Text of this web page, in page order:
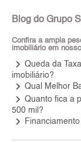
Blog do Grupo
Confira a ampla
imobiliário em
keyboard_arrow_right Queda da
imobiliário?
keyboard_arrow_right Qual Melhor
keyboard_arrow_right Quanto fica a
500 mil?
keyboard_arrow_right